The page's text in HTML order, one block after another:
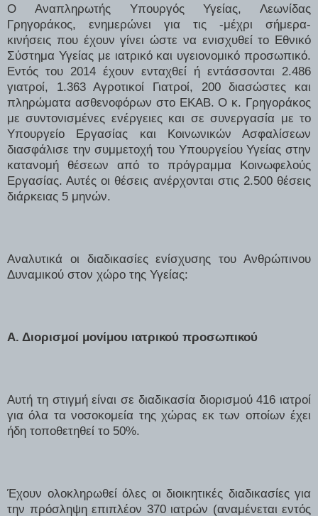
Ο Αναπληρωτής Υπουργός Υγείας, Λεωνίδας
Γρηγοράκος, ενημερώνει για τις -μέχρι σήμερα-
κινήσεις που έχουν γίνει ώστε να ενισχυθεί το Εθνικό
Σύστημα Υγείας με ιατρικό και υγειονομικό προσωπικό.
Εντός του 2014 έχουν ενταχθεί ή εντάσσονται 2.486
γιατροί, 1.363 Αγροτικοί Γιατροί, 200 διασώστες και
πληρώματα ασθενοφόρων στο ΕΚΑΒ. Ο κ. Γρηγοράκος
με συντονισμένες ενέργειες και σε συνεργασία με το
Υπουργείο Εργασίας και Κοινωνικών Ασφαλίσεων
διασφάλισε την συμμετοχή του Υπουργείου Υγείας στην
κατανομή θέσεων από το πρόγραμμα Κοινωφελούς
Εργασίας. Αυτές οι θέσεις ανέρχονται στις 2.500 θέσεις
διάρκειας 5 μηνών.
Αναλυτικά οι διαδικασίες ενίσχυσης του Ανθρώπινου
Δυναμικού στον χώρο της Υγείας:
Α. Διορισμοί μονίμου ιατρικού προσωπικού
Αυτή τη στιγμή είναι σε διαδικασία διορισμού 416 ιατροί
για όλα τα νοσοκομεία της χώρας εκ των οποίων έχει
ήδη τοποθετηθεί το 50%.
Έχουν ολοκληρωθεί όλες οι διοικητικές διαδικασίες για
την πρόσληψη επιπλέον 370 ιατρών (αναμένεται εντός